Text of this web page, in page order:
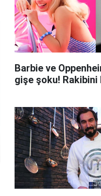
Barbie ve
gişe şoku!